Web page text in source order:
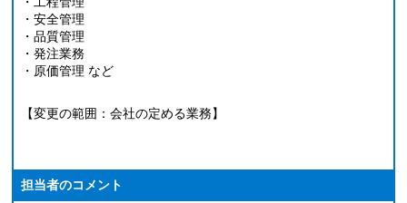
・安全管理
・品質管理
・発注業務
・原価管理 など
【変更の範囲：会社の定める業務】
担当者のコメント